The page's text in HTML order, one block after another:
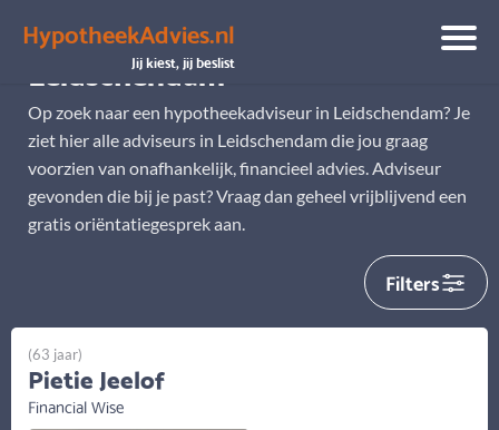
HypotheekAdvies.nl
Jij kiest, jij beslist
Hypotheekadviseur
Leidschendam
Op zoek naar een hypotheekadviseur in Leidschendam? Je
ziet hier alle adviseurs in Leidschendam die jou graag
voorzien van onafhankelijk, financieel advies. Adviseur
gevonden die bij je past? Vraag dan geheel vrijblijvend een
gratis oriëntatiegesprek aan.
Filters
(63 jaar)
Pietie Jeelof
Financial Wise